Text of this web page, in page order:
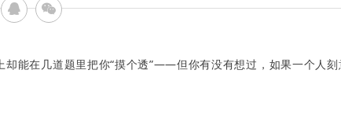
能在几道题里把你“摸个透”——但你有没有想过，如果一个人刻